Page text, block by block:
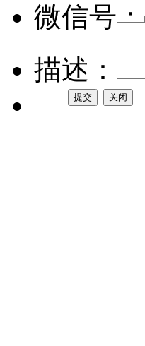
微信号：
描述：